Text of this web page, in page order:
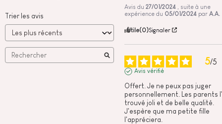
Trier les avis
Avis du 27/01/2024
, suite à une
expérience du 05/01/2024 par A.A.
Utile(0)Signaler
5/5
Avis vérifié
Offert. Je ne peux pas juger
personnellement. Les parents
trouvé joli et de belle qualité.
J'espère que ma petite fille
l'appréciera.